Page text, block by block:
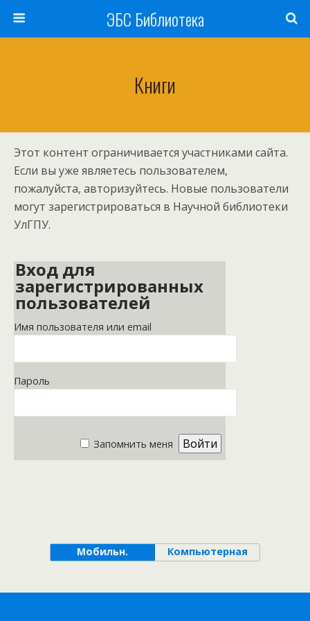
ЭБС Библиотека
Книги
Этот контент ограничивается участниками сайта.
Если вы уже являетесь пользователем,
пожалуйста, авторизуйтесь. Новые пользователи
могут зарегистрироваться в Научной библиотеки
УлГПУ.
Вход для
зарегистрированных
пользователей
Имя пользователя или email
Пароль
Запомнить меня
Мобильн. Компьютерная